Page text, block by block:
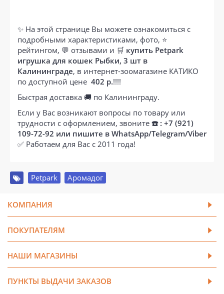
✨ На этой странице Вы можете ознакомиться с
подробными характеристиками, фото, ⭐
рейтингом, 💬 отзывами и 🛒 купить Petpark
игрушка для кошек Рыбки, 3 шт в
Калининграде, в интернет-зоомагазине КАТИКО
по доступной цене 402 р.!!!!
Быстрая доставка 🚚 по Калининграду.
Если у Вас возникают вопросы по товару или
трудности с оформлением, звоните ☎️ : +7 (921)
109-72-92 или пишите в WhatsApp/Telegram/Viber
✅ Работаем для Вас с 2011 года!
Petpark Аромадог
КОМПАНИЯ
ПОКУПАТЕЛЯМ
НАШИ МАГАЗИНЫ
ПУНКТЫ ВЫДАЧИ ЗАКАЗОВ